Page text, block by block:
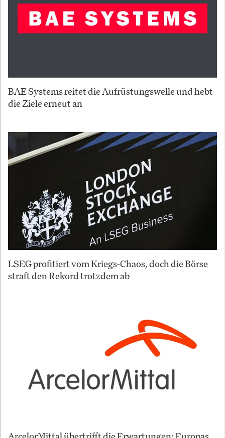
BAE Systems reitet die Aufrüstungswelle und hebt
die Ziele erneut an
LSEG profitiert vom Kriegs-Chaos, doch die Börse
straft den Rekord trotzdem ab